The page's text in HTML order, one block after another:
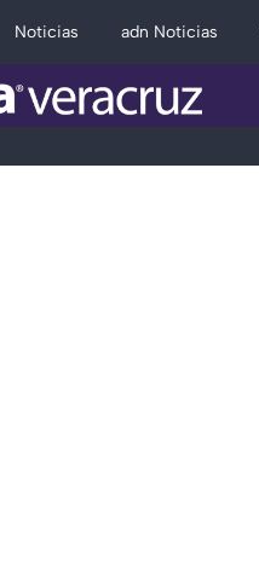
Noticias adn Noticias